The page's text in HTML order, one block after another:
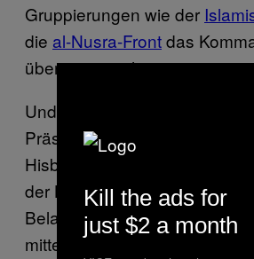
Gruppierungen wie der
die al-Nusra-Frontdas
übernommen hatten.
Und so ist es gekommen,
Präsident zusammen mit der
Hisbollah-Miliz
der Bergregion brutal
Belagerungen durchführt, die
mittelalterliche Kriegsführung
Kill the ads for
just $2 a month